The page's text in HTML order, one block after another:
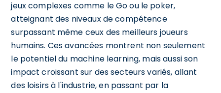
jeux complexes comme le Go ou le poker,
atteignant des niveaux de compétence
surpassant même ceux des meilleurs joueurs
humains. Ces avancées montrent non seulement
le potentiel du machine learning, mais aussi son
impact croissant sur des secteurs variés, allant
des loisirs à l'industrie, en passant par la